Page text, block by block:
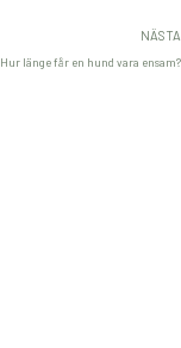
NÄSTA
Hur länge får en hund vara ensam?